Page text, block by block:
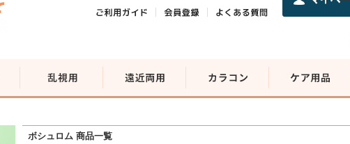
ボシュロム 商品一覧